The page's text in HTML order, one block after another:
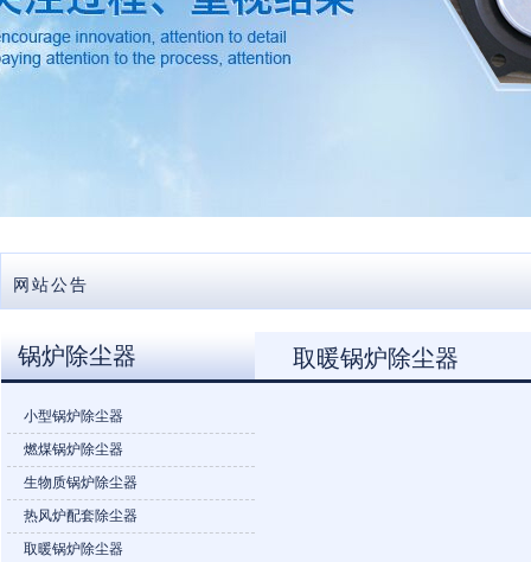
网站公告
锅炉除尘器
小型锅炉除尘器
燃煤锅炉除尘器
生物质锅炉除尘器
热风炉配套除尘器
取暖锅炉除尘器
取暖锅炉除尘器